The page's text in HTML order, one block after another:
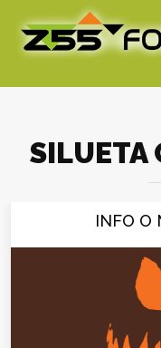
SILUETA
INFO O